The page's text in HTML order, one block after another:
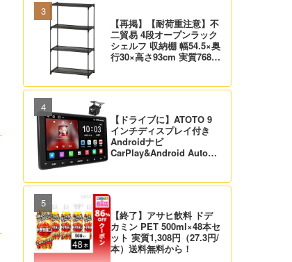
【再掲】【耐荷重注意】不
二貿易 4段オープンラック
シェルフ 収納棚 幅54.5×奥
行30×高さ93cm 実質768
【ドライブに】ATOTO 9
インチディスプレイ付き
Androidナビ
CarPlay&Android Auto対
【終了】アサヒ飲料 ドデ
カミン PET 500ml×48本セ
ット 実質1,308円（27.3円/
本）送料無料から！